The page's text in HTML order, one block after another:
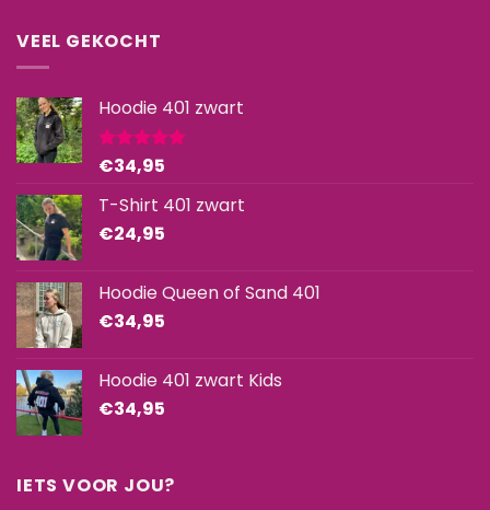
VEEL GEKOCHT
Hoodie 401 zwart
Gewaardeerd
€34,95
T-Shirt 401 zwart
€24,95
Hoodie Queen of Sand 401
€34,95
Hoodie 401 zwart Kids
€34,95
IETS VOOR JOU?